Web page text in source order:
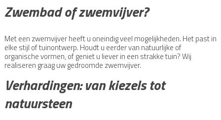
Zwembad of zwemvijver?
Met een zwemvijver heeft u oneindig veel mogelijkheden. Het past in
elke stijl of tuinontwerp. Houdt u eerder van natuurlijke of
organische vormen, of geniet u liever in een strakke tuin? Wij
realiseren graag uw gedroomde zwemvijver.
Verhardingen: van kiezels tot
natuursteen